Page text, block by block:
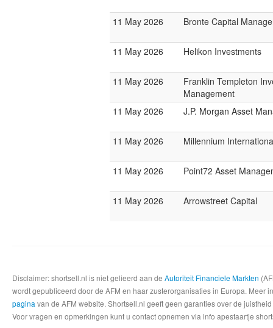
11 May 2026 Bronte Capital
11 May 2026 Helikon Investments
11 May 2026
Franklin Templeton
Management
11 May 2026
J.P. Morgan Asset
11 May 2026 Millennium
11 May 2026 Point72 Asset
11 May 2026 Arrowstreet Capital
Disclaimer: shortsell.nl is niet gelieerd aan de Autoriteit Financiele Markten
wordt gepubliceerd door de AFM en haar zusterorganisaties in Europa.
pagina van de AFM website. Shortsell.nl geeft geen garanties over de
Voor vragen en opmerkingen kunt u contact opnemen via info apestaartje